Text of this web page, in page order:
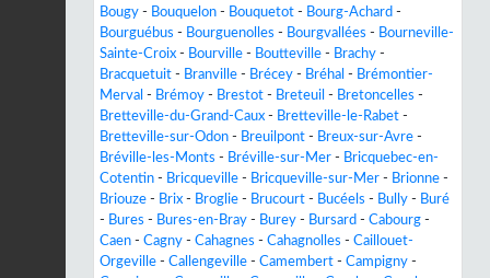
Bougy - Bouquelon - Bouquetot - Bourg-Achard -
Bourguébus - Bourguenolles - Bourgvallées - Bourneville-
Sainte-Croix - Bourville - Boutteville - Brachy -
Bracquetuit - Branville - Brécey - Bréhal - Brémontier-
Merval - Brémoy - Brestot - Breteuil - Bretoncelles -
Bretteville-du-Grand-Caux - Bretteville-le-Rabet -
Bretteville-sur-Odon - Breuilpont - Breux-sur-Avre -
Bréville-les-Monts - Bréville-sur-Mer - Bricquebec-en-
Cotentin - Bricqueville - Bricqueville-sur-Mer - Brionne -
Briouze - Brix - Broglie - Brucourt - Bucéels - Bully - Buré
- Bures - Bures-en-Bray - Burey - Bursard - Cabourg -
Caen - Cagny - Cahagnes - Cahagnolles - Caillouet-
Orgeville - Callengeville - Camembert - Campigny -